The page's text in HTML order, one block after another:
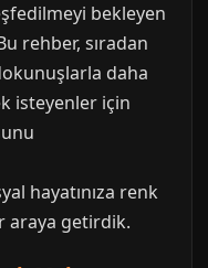
bekleyen
rehber, sıradan
daha
isteyenler için
hayatınıza renk
araya getirdik.